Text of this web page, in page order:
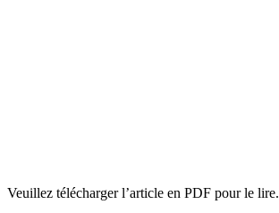
Veuillez télécharger l’article en PDF pour le lire.